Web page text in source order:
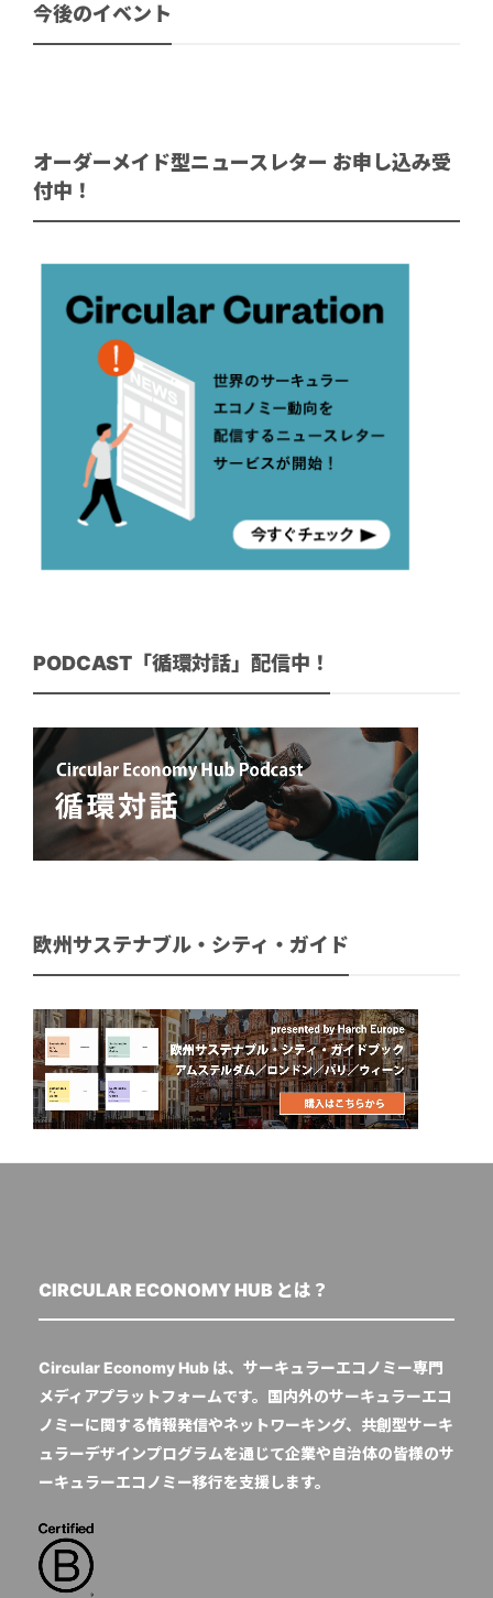
今後のイベント
オーダーメイド型ニュースレター お申し込み受
付中！
PODCAST「循環対話」配信中！
欧州サステナブル・シティ・ガイド
CIRCULAR ECONOMY HUB とは？
Circular Economy Hub は、サーキュラーエコノミー専門
メディアプラットフォームです。国内外のサーキュラーエコ
ノミーに関する情報発信やネットワーキング、共創型サーキ
ュラーデザインプログラムを通じて企業や自治体の皆様のサ
ーキュラーエコノミー移行を支援します。